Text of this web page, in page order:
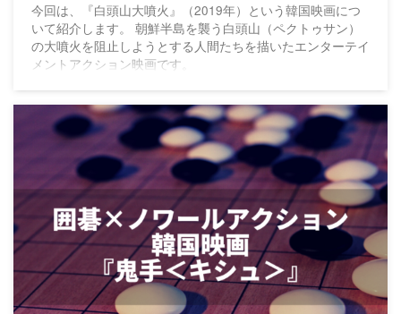
今回は、『白頭山大噴火』（2019年）という韓国映画につ
いて紹介します。 朝鮮半島を襲う白頭山（ペクトゥサン）
の大噴火を阻止しようとする人間たちを描いたエンターテイ
メントアクション映画です。